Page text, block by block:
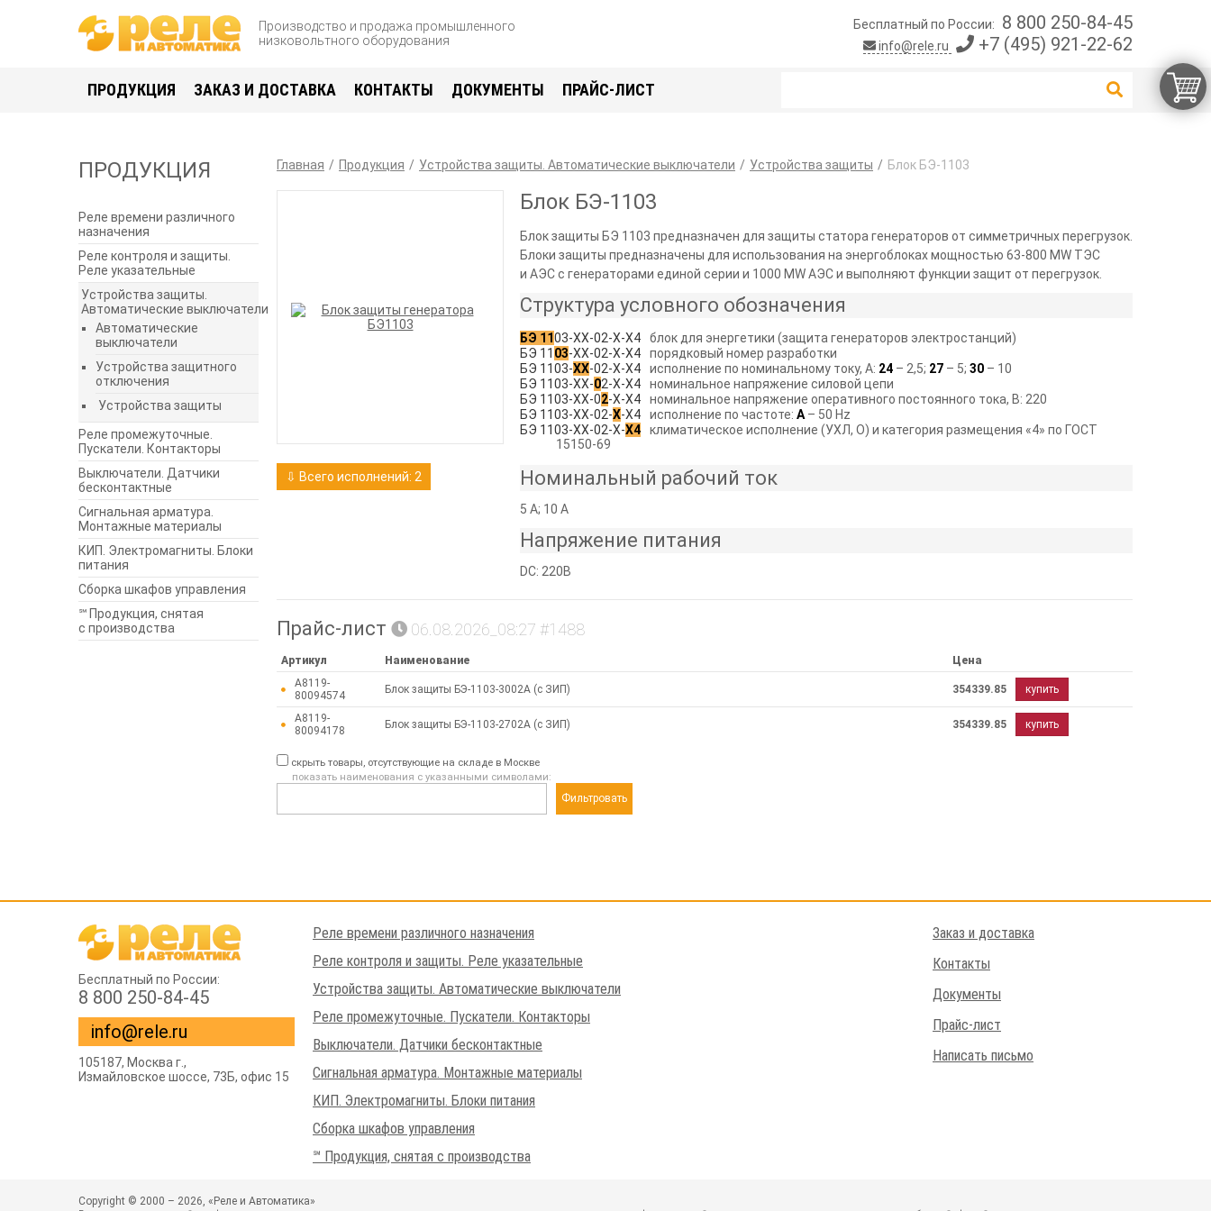
Производство и продажа промышленного
низковольтного оборудования
Бесплатный по России: 8 800 250-84-45
info@rele.ru +7 (495) 921-22-62
ПРОДУКЦИЯ ЗАКАЗ И ДОСТАВКА КОНТАКТЫ ДОКУМЕНТЫ ПРАЙС-ЛИСТ
ПРОДУКЦИЯ
Реле времени различного
назначения
Реле контроля и защиты.
Реле указательные
Устройства защиты.
Автоматические выключатели
Автоматические
выключатели
Устройства защитного
отключения
Устройства защиты
Реле промежуточные.
Пускатели. Контакторы
Выключатели. Датчики
бесконтактные
Сигнальная арматура.
Монтажные материалы
КИП. Электромагниты. Блоки
питания
Сборка шкафов управления
℠ Продукция, снятая
с производства
Главная Продукция Устройства защиты. Автоматические выключатели Устройства защиты Блок БЭ-1103
⇩ Всего исполнений: 2
Блок БЭ-1103
Блок защиты БЭ 1103 предназначен для защиты статора генераторов от симметричных перегрузок.
Блоки защиты предназначены для использования на энергоблоках мощностью 63-800 MW ТЭС
и АЭС с генераторами единой серии и 1000 MW АЭС и выполняют функции защит от перегрузок.
Структура условного обозначения
БЭ 1103-ХХ-02-Х-Х4
блок для энергетики (защита генераторов электростанций)
БЭ 11 03-ХХ-02-Х-Х4
порядковый номер разработки
БЭ 1103-ХХ-02-Х-Х4 исполнение по номинальному току, А: 24– 2,5; 27– 5; 30– 10
БЭ 1103-ХХ-02-Х-Х4
номинальное напряжение силовой цепи
БЭ 1103-ХХ-02-Х-Х4
номинальное напряжение оперативного постоянного тока, В: 220
БЭ 1103-ХХ-02-Х-Х4 исполнение по частоте: А– 50 Hz
БЭ 1103-ХХ-02-Х-Х4
климатическое исполнение (УХЛ, О) и категория размещения «4» по ГОСТ
15150-69
Номинальный рабочий ток
5 А; 10 А
Напряжение питания
DC: 220В
Прайс-лист 06.08.2026_08:27 #1488
Артикул Наименование
Цена
A8119-
80094574
Блок защиты БЭ-1103-3002А (с ЗИП) 354339.85 купить
A8119-
80094178
Блок защиты БЭ-1103-2702А (с ЗИП) 354339.85 купить
скрыть товары, отсутствующие на складе в Москве
показать наименования с указанными символами:
Фильтровать
Бесплатный по России:
8 800 250-84-45
info@rele.ru
105187, Москва г.,
Измайловское шоссе, 73Б, офис 15
Реле времени различного назначения
Реле контроля и защиты. Реле указательные
Устройства защиты. Автоматические выключатели
Реле промежуточные. Пускатели. Контакторы
Выключатели. Датчики бесконтактные
Сигнальная арматура. Монтажные материалы
КИП. Электромагниты. Блоки питания
Сборка шкафов управления
℠ Продукция, снятая с производства
Заказ и доставка
Контакты
Документы
Прайс-лист
Написать письмо
Copyright © 2000 – 2026, «Реле и Автоматика»